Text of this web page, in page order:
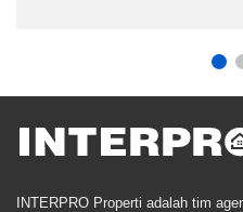
INTERPRO Properti adalah tim